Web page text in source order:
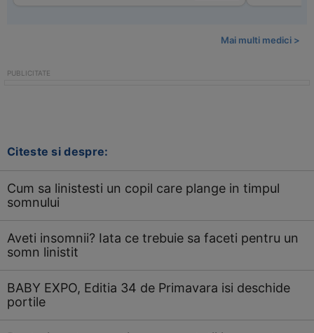
Mai multi medici >
Citeste si despre:
Cum sa linistesti un copil care plange in timpul
somnului
Aveti insomnii? Iata ce trebuie sa faceti pentru un
somn linistit
BABY EXPO, Editia 34 de Primavara isi deschide
portile